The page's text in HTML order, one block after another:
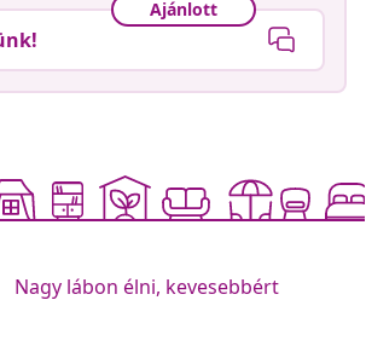
Ajánlott
Nagy lábon élni, kevesebbért